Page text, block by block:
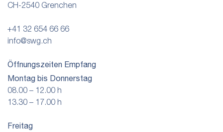
CH-2540 Grenchen
+41 32 654 66 66
info@swg.ch
Öffnungszeiten Empfang
Montag bis Donnerstag
08.00 – 12.00 h
13.30 – 17.00 h
Freitag